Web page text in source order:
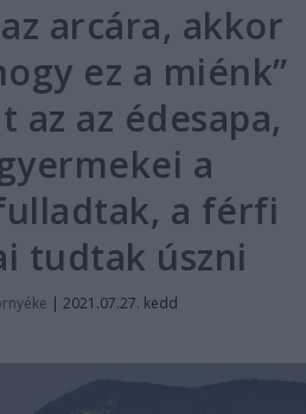
arcára, akkor
ez a miénk”
az az édesapa,
a
a férfi
tudtak úszni
| 2021.07.27. kedd